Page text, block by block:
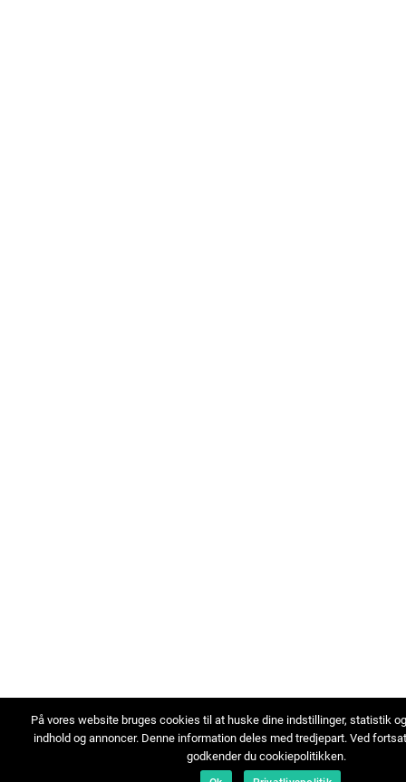
På vores website bruges cookies til at huske dine indstillinger, statistik
indhold og annoncer. Denne information deles med tredjepart. Ved
godkender du cookiepolitikken.